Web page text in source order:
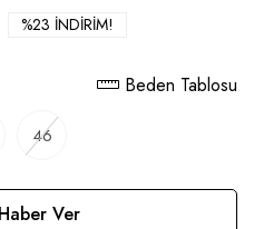
%23 İNDIRIM!
Beden Tablosu
46
Ver